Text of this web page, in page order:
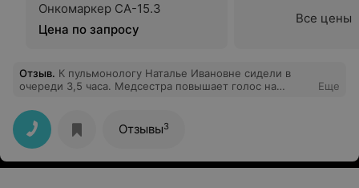
Онкомаркер СА-15.3
Цена по запросу
Все цены
Отзыв. К пульмонологу Наталье Ивановне сидели в
очереди 3,5 часа. Медсестра повышает голос на
нет, не взирая на талоны. Толку от приема ноль, а ведь
ехали издалека с направлением от местной
поликлиники и в надежде на помощь больному от
врача-специалиста.
Еще
Отзывы3